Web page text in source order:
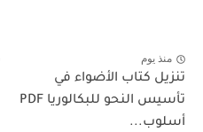
منذ يوم
تنزيل كتاب الأضواء في
تأسيس النحو للبكالوريا PDF
أسلوب...